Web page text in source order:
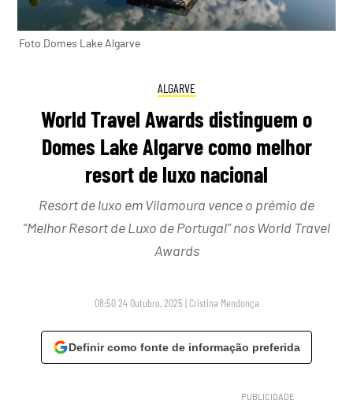
Foto Domes Lake Algarve
ALGARVE
World Travel Awards distinguem o
Domes Lake Algarve como melhor
resort de luxo nacional
Resort de luxo em Vilamoura vence o prémio de
“Melhor Resort de Luxo de Portugal” nos World Travel
Awards
08:50 24 Outubro, 2025 | Cristina Mendonça
Definir como fonte de informação preferida